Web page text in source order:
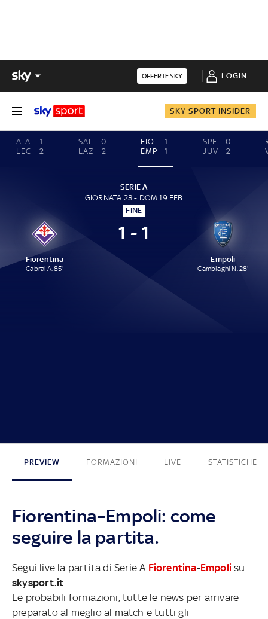
OFFERTE SKY LOGIN
SKY SPORT INSIDER
ATA
1
LEC
2
SAL
0
LAZ
2
FIO
1
EMP
1
SPE
0
JUV
2
SERIE A
GIORNATA 23 - DOM 19 FEB
FINE
Fiorentina
Cabral A. 85'
1 - 1
Empoli
Cambiaghi N. 28'
PREVIEW FORMAZIONI LIVE STATISTICHE
Fiorentina–Empoli: come
seguire la partita.
Segui live la partita di Serie A Fiorentina-Empoli su
skysport.it
Le probabili formazioni, tutte le news per arrivare
preparato al meglio al match e tutti gli